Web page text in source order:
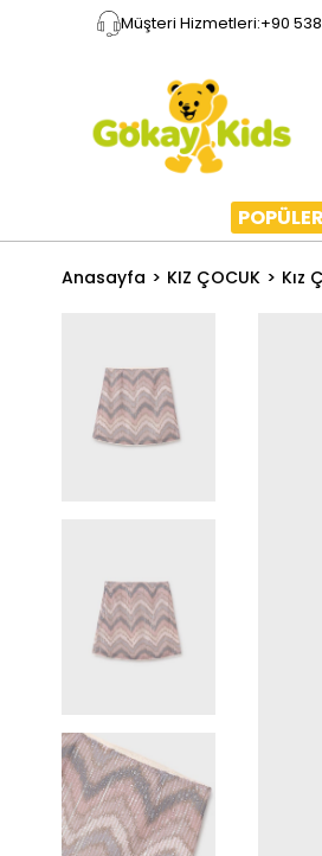
Müşteri Hizmetleri:+90
Anasayfa KIZ ÇOCUK Kız